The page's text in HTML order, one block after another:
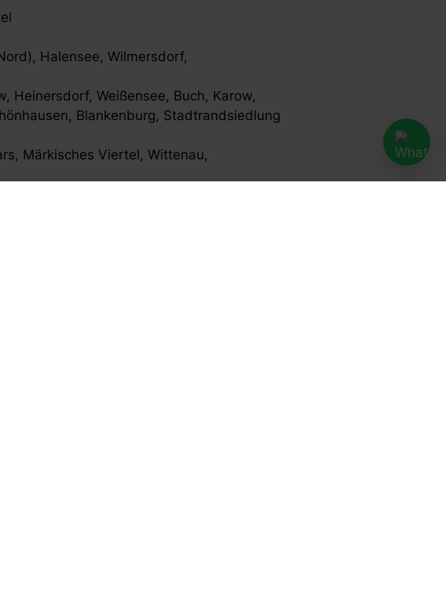
Halensee, Wilmersdorf,
Heinersdorf, Weißensee, Buch, Karow,
Blankenburg, Stadtrandsiedlung
Märkisches Viertel, Wittenau,